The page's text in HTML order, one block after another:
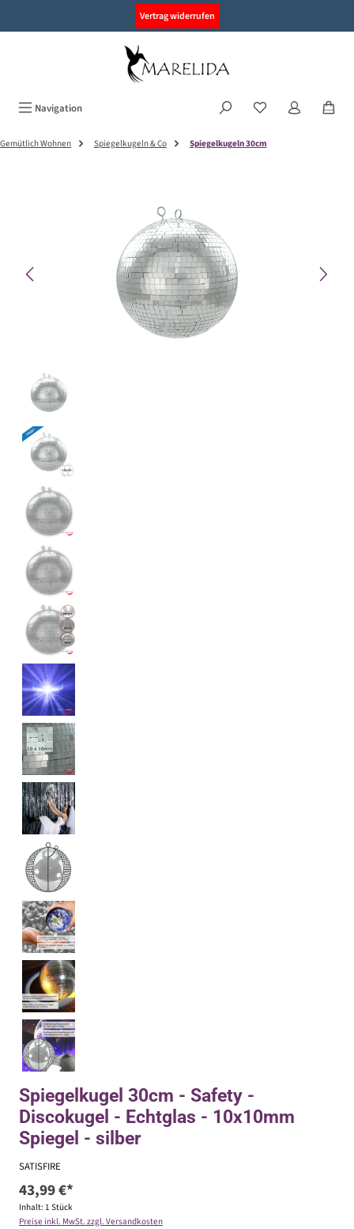
Vertrag widerrufen
Navigation
Gemütlich Wohnen Spiegelkugeln & Co Spiegelkugeln 30cm
Spiegelkugel 30cm - Safety -
Discokugel - Echtglas - 10x10mm
Spiegel - silber
SATISFIRE
43,99 €*
Inhalt: 1 Stück
Preise inkl. MwSt. zzgl. Versandkosten